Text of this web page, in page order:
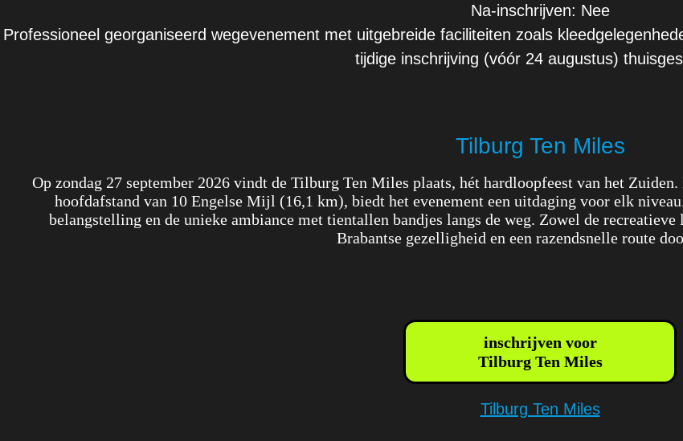
Na-inschrijven: Nee
Professioneel georganiseerd wegevenement met uitgebreide faciliteiten zoals
tijdige inschrijving (vóór 24 augustus)
Tilburg Ten Miles
Op zondag 27 september 2026 vindt de Tilburg Ten Miles plaats, hét hardloopfeest van het
hoofdafstand van 10 Engelse Mijl (16,1 km), biedt het evenement een uitdaging voor elk
belangstelling en de unieke ambiance met tientallen bandjes langs de weg. Zowel de
Brabantse gezelligheid en een razendsnelle route
inschrijven voor
Tilburg Ten Miles
Tilburg Ten Miles